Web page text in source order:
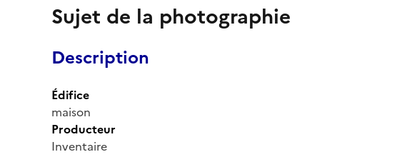
Sujet de la photographie
Description
Édifice
maison
Producteur
Inventaire